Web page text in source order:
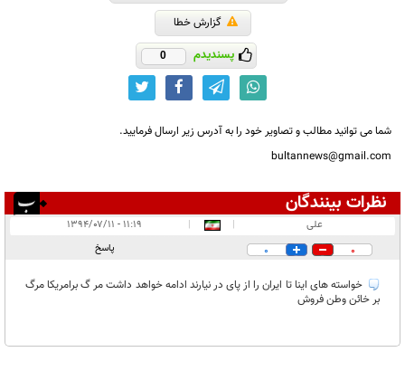
گزارش خطا
پسندیدم 0
شما می توانید مطالب و تصاویر خود را به آدرس زیر ارسال فرمایید.
bultannews@gmail.com
نظرات بینندگان
در انتظار بررسی:
علی |
|
۱۱:۱۹ - ۱۳۹۴/۰۷/۱۱
0
0 پاسخ
خواسته های اینا تا ایران را از پای در نیارند ادامه خواهد داشت مر گ برامریکا مرگ
بر خائن وطن فروش